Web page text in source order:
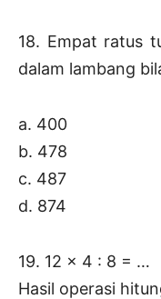
18. Empat ratus
dalam lambang
a. 400
b. 478
c. 487
d. 874
19. 12 x 4 : 8 = …
Hasil operasi